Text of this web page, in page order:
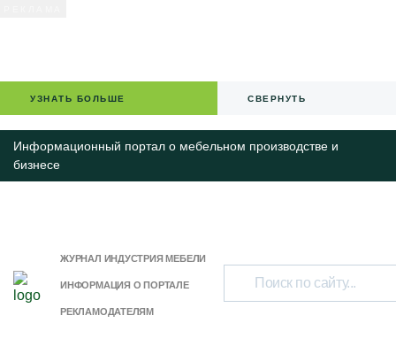
УЗНАТЬ БОЛЬШЕ СВЕРНУТЬ
Информационный портал о мебельном производстве и
бизнесе
ЖУРНАЛ ИНДУСТРИЯ МЕБЕЛИ
ИНФОРМАЦИЯ О ПОРТАЛЕ
РЕКЛАМОДАТЕЛЯМ